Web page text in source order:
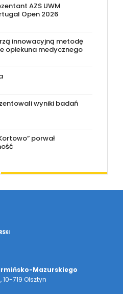
AZS UWM
Open 2026
innowacyjną metodę
opiekuna medycznego
wyniki badań
porwał
Mazurskiego
719 Olsztyn